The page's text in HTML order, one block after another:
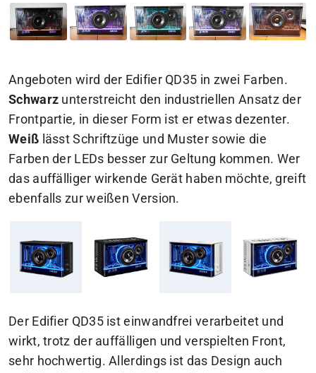
Angeboten wird der Edifier QD35 in zwei Farben.
Schwarz unterstreicht den industriellen Ansatz der
Frontpartie, in dieser Form ist er etwas dezenter.
Weiß lässt Schriftzüge und Muster sowie die
Farben der LEDs besser zur Geltung kommen. Wer
das auffälliger wirkende Gerät haben möchte, greift
ebenfalls zur weißen Version.
Der Edifier QD35 ist einwandfrei verarbeitet und
wirkt, trotz der auffälligen und verspielten Front,
sehr hochwertig. Allerdings ist das Design auch